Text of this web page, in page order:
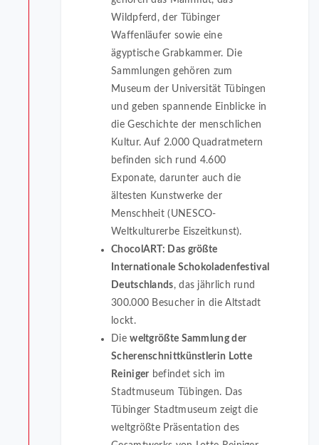
Wildpferd, der Tübinger
Waffenläufer sowie eine
ägyptische Grabkammer. Die
Sammlungen gehören zum
Museum der Universität Tübingen
und geben spannende Einblicke in
die Geschichte der menschlichen
Kultur. Auf 2.000 Quadratmetern
befinden sich rund 4.600
Exponate, darunter auch die
ältesten Kunstwerke der
Menschheit (UNESCO-
Weltkulturerbe Eiszeitkunst).
ChocolART: Das größte
Internationale Schokoladenfestival
Deutschlands, das jährlich rund
300.000 Besucher in die Altstadt
lockt.
Dieweltgrößte Sammlung der
Scherenschnittkünstlerin Lotte
Reiniger befindet sich im
Stadtmuseum Tübingen. Das
Tübinger Stadtmuseum zeigt die
weltgrößte Präsentation des